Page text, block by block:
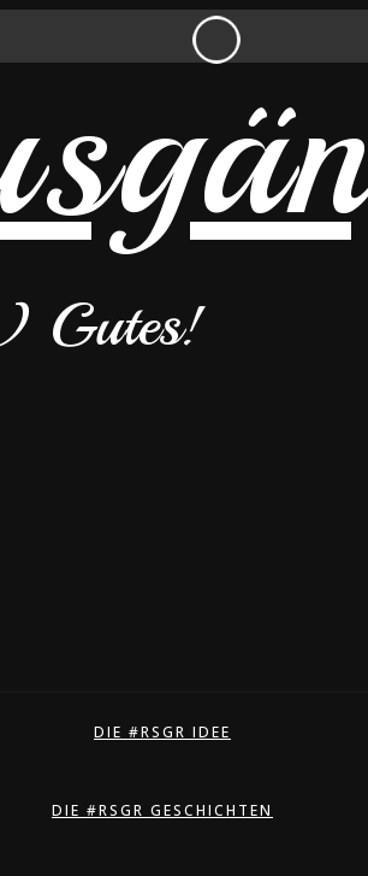
Gutes!
DIE #RSGR IDEE
DIE #RSGR GESCHICHTEN